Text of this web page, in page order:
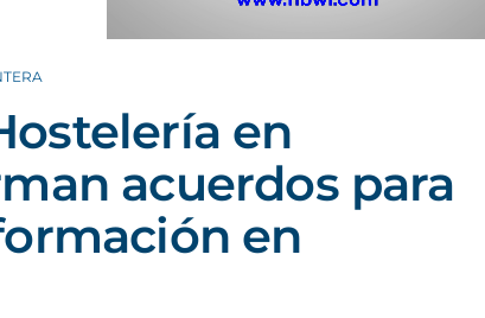
en
acuerdos para
en